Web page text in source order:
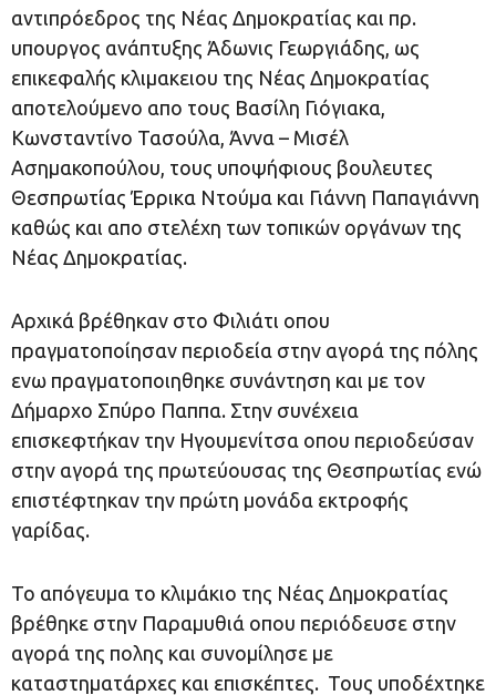
αντιπρόεδρος της Νέας Δημοκρατίας και πρ.
υπουργος ανάπτυξης Άδωνις Γεωργιάδης, ως
επικεφαλής κλιμακειου της Νέας Δημοκρατίας
αποτελούμενο απο τους Βασίλη Γιόγιακα,
Κωνσταντίνο Τασούλα, Άννα – Μισέλ
Ασημακοπούλου, τους υποψήφιους βουλευτες
Θεσπρωτίας Έρρικα Ντούμα και Γιάννη Παπαγιάννη
καθώς και απο στελέχη των τοπικών οργάνων της
Νέας Δημοκρατίας.
Αρχικά βρέθηκαν στο Φιλιάτι οπου
πραγματοποίησαν περιοδεία στην αγορά της πόλης
ενω πραγματοποιηθηκε συνάντηση και με τον
Δήμαρχο Σπύρο Παππα. Στην συνέχεια
επισκεφτήκαν την Ηγουμενίτσα οπου περιοδεύσαν
στην αγορά της πρωτεύουσας της Θεσπρωτίας ενώ
επιστέφτηκαν την πρώτη μονάδα εκτροφής
γαρίδας.
Το απόγευμα το κλιμάκιο της Νέας Δημοκρατίας
βρέθηκε στην Παραμυθιά οπου περιόδευσε στην
αγορά της πολης και συνομίλησε με
καταστηματάρχες και επισκέπτες. Τους υποδέχτηκε